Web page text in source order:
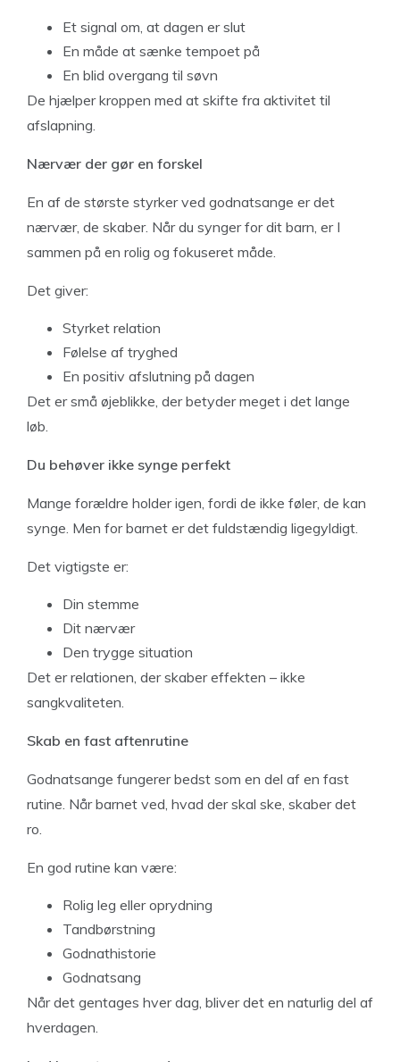
Et signal om, at dagen er slut
En måde at sænke tempoet på
En blid overgang til søvn
De hjælper kroppen med at skifte fra aktivitet til
afslapning.
Nærvær der gør en forskel
En af de største styrker ved godnatsange er det
nærvær, de skaber. Når du synger for dit barn, er I
sammen på en rolig og fokuseret måde.
Det giver:
Styrket relation
Følelse af tryghed
En positiv afslutning på dagen
Det er små øjeblikke, der betyder meget i det lange
løb.
Du behøver ikke synge perfekt
Mange forældre holder igen, fordi de ikke føler, de kan
synge. Men for barnet er det fuldstændig ligegyldigt.
Det vigtigste er:
Din stemme
Dit nærvær
Den trygge situation
Det er relationen, der skaber effekten – ikke
sangkvaliteten.
Skab en fast aftenrutine
Godnatsange fungerer bedst som en del af en fast
rutine. Når barnet ved, hvad der skal ske, skaber det
ro.
En god rutine kan være:
Rolig leg eller oprydning
Tandbørstning
Godnathistorie
Godnatsang
Når det gentages hver dag, bliver det en naturlig del af
hverdagen.